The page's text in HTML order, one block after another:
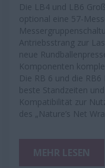
Die LB4 und LB6
optional eine 57-
Antriebsstrang zur
neue
Komponenten
Die RB 6 und die
beste Standzeiten
Kompatibilität zur
des „Nature’s Net